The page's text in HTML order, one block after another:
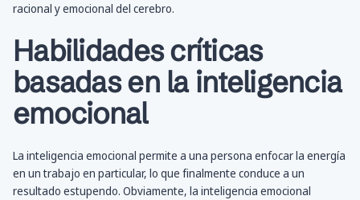
racional y emocional del cerebro.
Habilidades críticas
basadas en la inteligencia
emocional
La inteligencia emocional permite a una persona enfocar la energía
en un trabajo en particular, lo que finalmente conduce a un
resultado estupendo. Obviamente, la inteligencia emocional